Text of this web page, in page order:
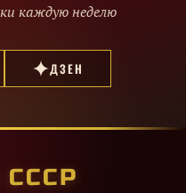
каждую неделю
ДЗЕН